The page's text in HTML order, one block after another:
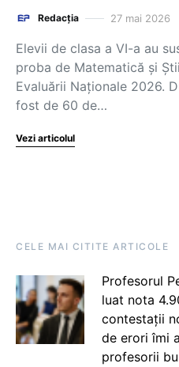
Redacția 27 mai 2026
Elevii de clasa a VI-a au
proba de Matematică și
Evaluării Naționale 2026.
fost de 60 de…
Vezi articolul
CELE MAI CITITE ARTICOLE
Profesorul
luat nota
contestații
de erori îmi
profesorii